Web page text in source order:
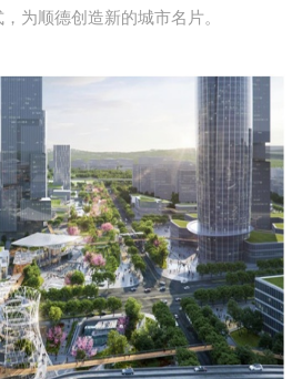
为顺德创造新的城市名片。